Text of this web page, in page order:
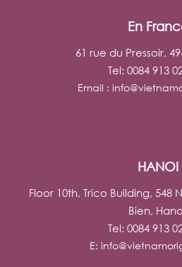
En
61 rue du Pressoir,
Tel: 0084 913
Email :
HANOI
Floor 10th, Trico Building, 548
Bien,
Tel: 0084 913
E: